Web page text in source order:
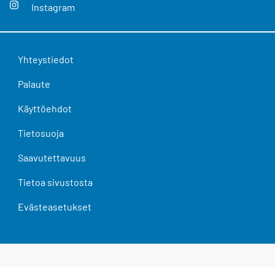
Instagram
Yhteystiedot
Palaute
Käyttöehdot
Tietosuoja
Saavutettavuus
Tietoa sivustosta
Evästeasetukset